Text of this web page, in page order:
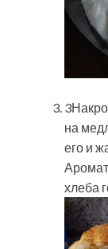
на
его и
хлеба